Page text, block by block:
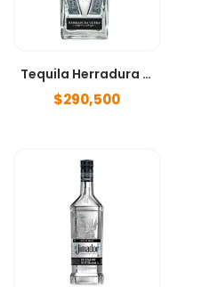
Tequila Herradura Añejo Ultra 750 ml
$290,500